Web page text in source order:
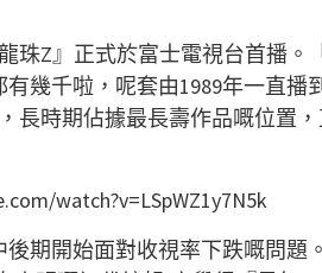
珠Z』正式於富士電視台首播
幾千啦，呢套由1989年一直播
長時期佔據最長壽作品嘅位置
watch?v=LSpWZ1y7N5k
期開始面對收視率下跌嘅問題